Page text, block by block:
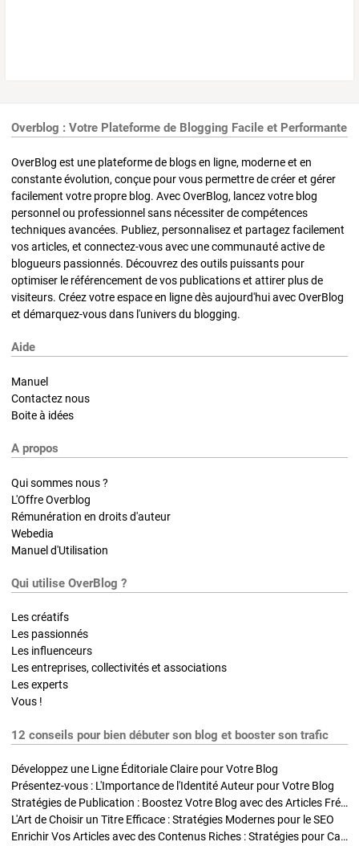
Overblog : Votre Plateforme de Blogging Facile et Performante
OverBlog est une plateforme de blogs en ligne, moderne et en
constante évolution, conçue pour vous permettre de créer et gérer
facilement votre propre blog. Avec OverBlog, lancez votre blog
personnel ou professionnel sans nécessiter de compétences
techniques avancées. Publiez, personnalisez et partagez facilement
vos articles, et connectez-vous avec une communauté active de
blogueurs passionnés. Découvrez des outils puissants pour
optimiser le référencement de vos publications et attirer plus de
visiteurs. Créez votre espace en ligne dès aujourd'hui avec OverBlog
et démarquez-vous dans l'univers du blogging.
Aide
Manuel
Contactez nous
Boite à idées
A propos
Qui sommes nous ?
L'Offre Overblog
Rémunération en droits d'auteur
Webedia
Manuel d'Utilisation
Qui utilise OverBlog ?
Les créatifs
Les passionnés
Les influenceurs
Les entreprises, collectivités et associations
Les experts
Vous !
12 conseils pour bien débuter son blog et booster son trafic
Développez une Ligne Éditoriale Claire pour Votre Blog
Présentez-vous : L'Importance de l'Identité Auteur pour Votre Blog
Stratégies de Publication : Boostez Votre Blog avec des Articles Fréquents et Exclusifs
L'Art de Choisir un Titre Efficace : Stratégies Modernes pour le SEO
Enrichir Vos Articles avec des Contenus Riches : Stratégies pour Captiver et Optimiser